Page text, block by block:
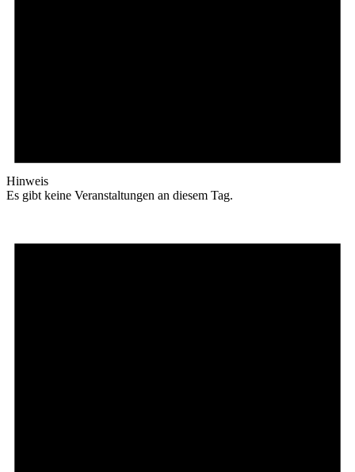
Hinweis
Es gibt keine Veranstaltungen an diesem Tag.